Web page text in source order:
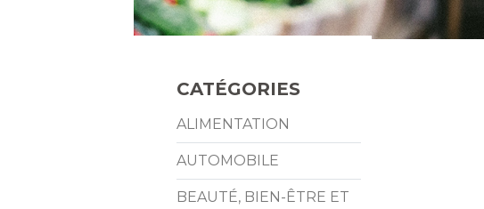
CATÉGORIES
ALIMENTATION
AUTOMOBILE
BEAUTÉ, BIEN-ÊTRE ET